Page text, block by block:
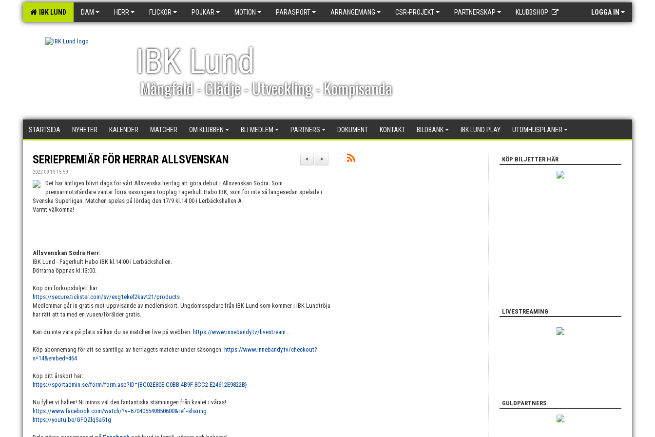
IBK LUND DAM HERR FLICKOR POJKAR MOTION PARASPORT ARRANGEMANG CSR-PROJEKT PARTNERSKAP KLUBBSHOP LOGGA IN
IBK Lund
Mångfald - Glädje - Utveckling - Kompisanda
STARTSIDA NYHETER KALENDER MATCHER OM KLUBBEN BLI MEDLEM PARTNERS DOKUMENT KONTAKT BILDBANK IBK LUND PLAY UTOMHUSPLANER
>
<
SERIEPREMIÄR FÖR HERRAR ALLSVENSKAN
2022-09-13 15:59
Det har äntligen blivit dags för vårt Allsvenska herrlag att göra debut i Allsvenskan Södra. Som
premiärmotståndare väntar förra säsongens topplag Fagerhult Habo IBK, som för inte så längesedan spelade i
Svenska Superligan. Matchen spelas på lördag den 17/9 kl.14:00 i Lerbäckshallen A.
Varmt välkomna!
Allsvenskan Södra Herr:
IBK Lund - Fagerhult Habo IBK kl.14:00 i Lerbäckshallen.
Dörrarna öppnas kl.13:00.
Köp din förköpsbiljett här:
https://secure.tickster.com/sv/exg1ekef2kavt21/products
Medlemmar går in gratis mot uppvisande av medlemskort. Ungdomsspelare från IBK Lund som kommer i IBK Lundtröja
har rätt att ta med en vuxen/förälder gratis.
Kan du inte vara på plats så kan du se matchen live på webben: https://www.innebandy.tv/livestream...
Köp abonnemang för att se samtliga av herrlagets matcher under säsongen: https://www.innebandy.tv/checkout?
s=14&embed=464
Köp ditt årskort här:
https://sportadmin.se/form/form.asp?ID={BC02E80E-C0BB-4B9F-8CC2-E24612E9822B}
Nu fyller vi hallen! Ni minns väl den fantastiska stämningen från kvalet i våras!
https://www.facebook.com/watch/?v=670405540850600&ref=sharing
https://youtu.be/GFQZlqSa51g
KÖP BILJETTER HÄR
LIVESTREAMING
GULDPARTNERS